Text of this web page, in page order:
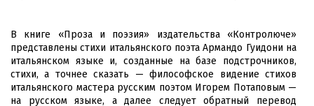
В книге «Проза и поэзия» издательства «Контролюче»
представлены стихи итальянского поэта Армандо Гуидони на
итальянском языке и, созданные на базе подстрочников,
стихи, а точнее сказать — философское видение стихов
итальянского мастера русским поэтом Игорем Потаповым —
на русском языке, а далее следует обратный перевод